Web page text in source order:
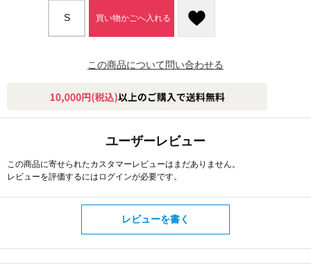
S 買い物かごへ入れる
この商品について問い合わせる
ユーザーレビュー
この商品に寄せられたカスタマーレビューはまだありません。
レビューを評価するには ログインが必要です。
レビューを書く